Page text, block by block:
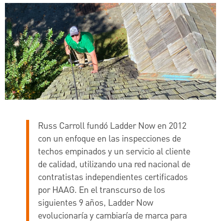
Russ Carroll fundó Ladder Now en 2012
con un enfoque en las inspecciones de
techos empinados y un servicio al cliente
de calidad, utilizando una red nacional de
contratistas independientes certificados
por HAAG. En el transcurso de los
siguientes 9 años, Ladder Now
evolucionaría y cambiaría de marca para